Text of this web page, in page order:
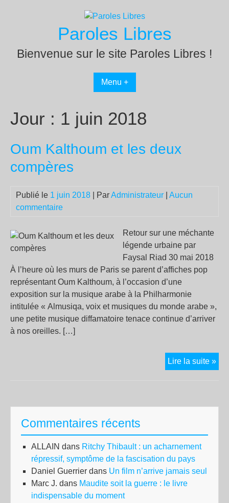
Paroles Libres
Bienvenue sur le site Paroles Libres !
Menu +
Jour : 1 juin 2018
Oum Kalthoum et les deux
compères
Publié le 1 juin 2018 | ParAdministrateur
Aucun
commentaire
Retour sur une méchante
légende urbaine par
Faysal Riad 30 mai 2018
À l’heure où les murs de Paris se parent d’affiches pop
représentant Oum Kalthoum, à l’occasion d’une
exposition sur la musique arabe à la Philharmonie
intitulée « Almusiqa, voix et musiques du monde arabe »,
une petite musique diffamatoire tenace continue d’arriver
à nos oreilles. […]
Lire la suite »
Commentaires récents
ALLAIN dans Ritchy Thibault : un acharnement
répressif, symptôme de la fascisation du pays
Daniel Guerrier dans Un film n’arrive jamais seul
Marc J. dans Maudite soit la guerre : le livre
indispensable du moment